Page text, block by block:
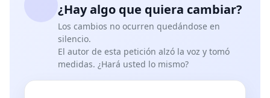
¿Hay algo que quiera cambiar?
Los cambios no ocurren quedándose en
silencio.
El autor de esta petición alzó la voz y tomó
medidas. ¿Hará usted lo mismo?